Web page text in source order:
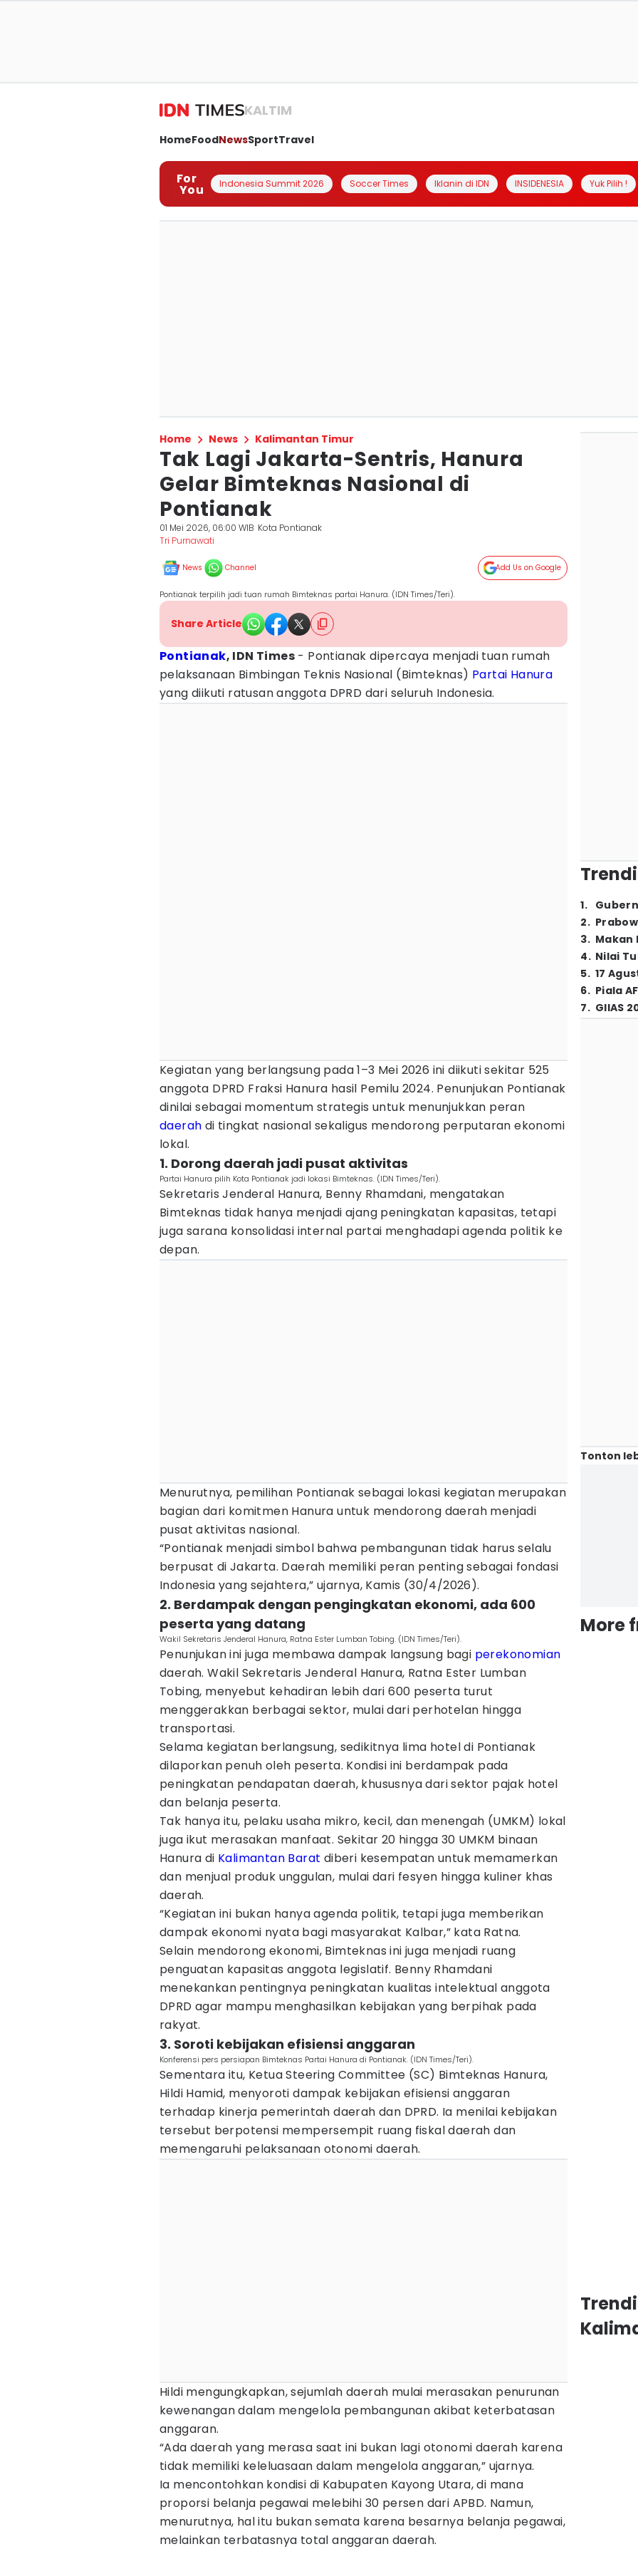
KALTIM
HomeFoodNewsSportTravel
For
You Indonesia Summit 2026 Soccer Times Iklanin di IDN INSIDENESIA Yuk Pilih !
Home News Kalimantan Timur
Tak Lagi Jakarta-Sentris, Hanura
Gelar Bimteknas Nasional di
Pontianak
01 Mei 2026, 06:00 WIB Kota Pontianak
Tri Purnawati
News Channel Add Us on Google
Pontianak terpilih jadi tuan rumah Bimteknas partai Hanura. (IDN Times/Teri).
Share Article
Pontianak, IDN Times - Pontianak dipercaya menjadi tuan rumah
pelaksanaan Bimbingan Teknis Nasional (Bimteknas) Partai Hanura
yang diikuti ratusan anggota DPRD dari seluruh Indonesia.
Kegiatan yang berlangsung pada 1–3 Mei 2026 ini diikuti sekitar 525
anggota DPRD Fraksi Hanura hasil Pemilu 2024. Penunjukan Pontianak
dinilai sebagai momentum strategis untuk menunjukkan peran
daerah di tingkat nasional sekaligus mendorong perputaran ekonomi
lokal.
1. Dorong daerah jadi pusat aktivitas
Partai Hanura pilih Kota Pontianak jadi lokasi Bimteknas. (IDN Times/Teri).
Sekretaris Jenderal Hanura, Benny Rhamdani, mengatakan
Bimteknas tidak hanya menjadi ajang peningkatan kapasitas, tetapi
juga sarana konsolidasi internal partai menghadapi agenda politik ke
depan.
Menurutnya, pemilihan Pontianak sebagai lokasi kegiatan merupakan
bagian dari komitmen Hanura untuk mendorong daerah menjadi
pusat aktivitas nasional.
“Pontianak menjadi simbol bahwa pembangunan tidak harus selalu
berpusat di Jakarta. Daerah memiliki peran penting sebagai fondasi
Indonesia yang sejahtera,” ujarnya, Kamis (30/4/2026).
2. Berdampak dengan pengingkatan ekonomi, ada 600
peserta yang datang
Wakil Sekretaris Jenderal Hanura, Ratna Ester Lumban Tobing. (IDN Times/Teri).
Penunjukan ini juga membawa dampak langsung bagi perekonomian
daerah. Wakil Sekretaris Jenderal Hanura, Ratna Ester Lumban
Tobing, menyebut kehadiran lebih dari 600 peserta turut
menggerakkan berbagai sektor, mulai dari perhotelan hingga
transportasi.
Selama kegiatan berlangsung, sedikitnya lima hotel di Pontianak
dilaporkan penuh oleh peserta. Kondisi ini berdampak pada
peningkatan pendapatan daerah, khususnya dari sektor pajak hotel
dan belanja peserta.
Tak hanya itu, pelaku usaha mikro, kecil, dan menengah (UMKM) lokal
juga ikut merasakan manfaat. Sekitar 20 hingga 30 UMKM binaan
Hanura di Kalimantan Barat diberi kesempatan untuk memamerkan
dan menjual produk unggulan, mulai dari fesyen hingga kuliner khas
daerah.
“Kegiatan ini bukan hanya agenda politik, tetapi juga memberikan
dampak ekonomi nyata bagi masyarakat Kalbar,” kata Ratna.
Selain mendorong ekonomi, Bimteknas ini juga menjadi ruang
penguatan kapasitas anggota legislatif. Benny Rhamdani
menekankan pentingnya peningkatan kualitas intelektual anggota
DPRD agar mampu menghasilkan kebijakan yang berpihak pada
rakyat.
3. Soroti kebijakan efisiensi anggaran
Konferensi pers persiapan Bimteknas Partai Hanura di Pontianak. (IDN Times/Teri).
Sementara itu, Ketua Steering Committee (SC) Bimteknas Hanura,
Hildi Hamid, menyoroti dampak kebijakan efisiensi anggaran
terhadap kinerja pemerintah daerah dan DPRD. Ia menilai kebijakan
tersebut berpotensi mempersempit ruang fiskal daerah dan
memengaruhi pelaksanaan otonomi daerah.
Hildi mengungkapkan, sejumlah daerah mulai merasakan penurunan
kewenangan dalam mengelola pembangunan akibat keterbatasan
anggaran.
“Ada daerah yang merasa saat ini bukan lagi otonomi daerah karena
tidak memiliki keleluasaan dalam mengelola anggaran,” ujarnya.
Ia mencontohkan kondisi di Kabupaten Kayong Utara, di mana
proporsi belanja pegawai melebihi 30 persen dari APBD. Namun,
menurutnya, hal itu bukan semata karena besarnya belanja pegawai,
melainkan terbatasnya total anggaran daerah.
1.
2.
3. Makan
4. Nilai
5. 17
6. Piala
7. GIIAS
Tonton
More